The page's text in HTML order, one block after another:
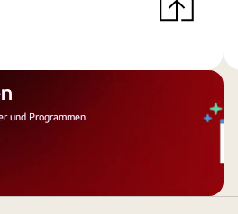
und Programmen